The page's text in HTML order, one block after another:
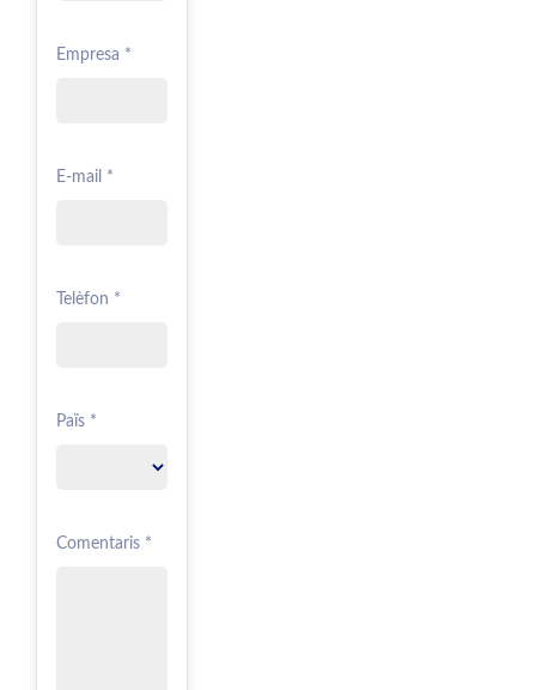
Empresa *
E-mail *
Telèfon *
Païs *
Comentaris *